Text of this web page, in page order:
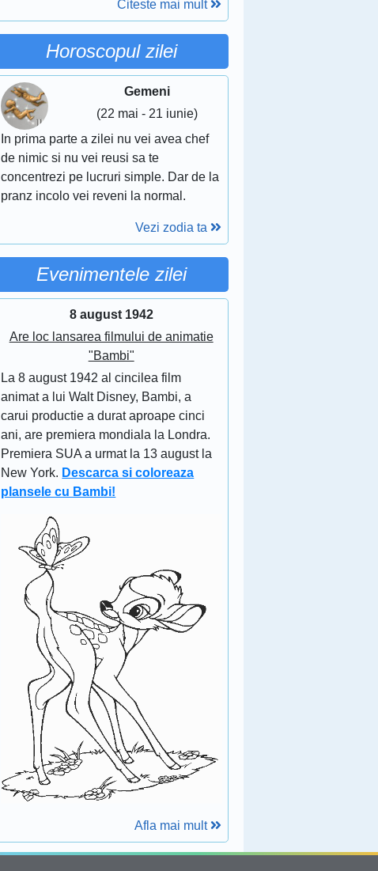
Citeste mai mult
Horoscopul zilei
Gemeni
(22 mai - 21 iunie)
In prima parte a zilei nu vei avea chef
de nimic si nu vei reusi sa te
concentrezi pe lucruri simple. Dar de la
pranz incolo vei reveni la normal.
Vezi zodia ta
Evenimentele zilei
8 august 1942
Are loc lansarea filmului de animatie
"Bambi"
La 8 august 1942 al cincilea film
animat a lui Walt Disney, Bambi, a
carui productie a durat aproape cinci
ani, are premiera mondiala la Londra.
Premiera SUA a urmat la 13 august la
New York. Descarca si coloreaza
plansele cu Bambi!
Afla mai mult